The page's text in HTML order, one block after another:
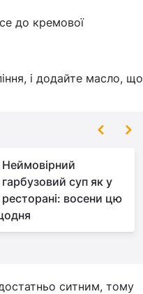
до кремової
і додайте масло, що
Неймовірний
гарбузовий суп як у
ресторані: восени цю
ситним, тому